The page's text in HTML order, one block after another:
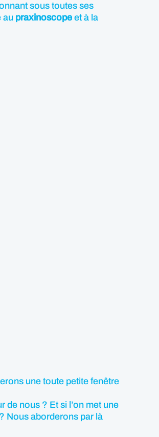
sous toutes ses
au praxinoscope et à la
une toute petite fenêtre
de nous ? Et si l’on met une
Nous aborderons par là